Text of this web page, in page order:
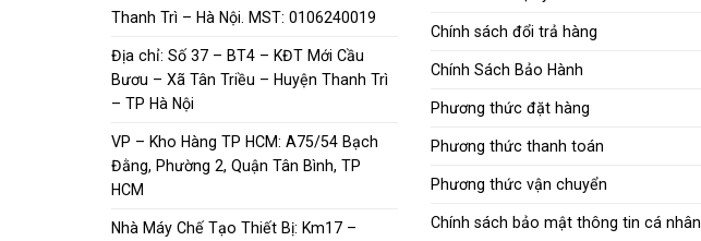
Thanh Trì – Hà Nội. MST: 0106240019
Địa chỉ: Số 37 – BT4 – KĐT Mới Cầu
Bươu – Xã Tân Triều – Huyện Thanh Trì
– TP Hà Nội
VP – Kho Hàng TP HCM: A75/54 Bạch
Đằng, Phường 2, Quận Tân Bình, TP
HCM
Nhà Máy Chế Tạo Thiết Bị: Km17 –
Chính sách đổi trả hàng
Chính Sách Bảo Hành
Phương thức đặt hàng
Phương thức thanh toán
Phương thức vận chuyển
Chính sách bảo mật thông tin cá nhân